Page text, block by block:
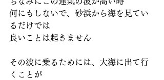
何にもしないで、砂浜から海を見てい
るだけでは
良いことは起きません
その波に乗るためには、大海に出て行
くことが